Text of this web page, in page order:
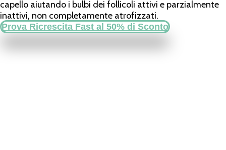
capello aiutando i bulbi dei follicoli attivi e parzialmente
inattivi, non completamente atrofizzati.
Prova Ricrescita Fast al 50% di Sconto